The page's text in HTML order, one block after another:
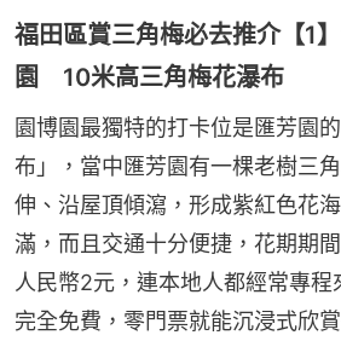
福田區賞三角梅必去推介【1
園 10米高三角梅花瀑布
園博園最獨特的打卡位是匯芳園
布」，當中匯芳園有一棵老樹三
伸、沿屋頂傾瀉，形成紫紅色花
滿，而且交通十分便捷，花期期
人民幣2元，連本地人都經常專程
完全免費，零門票就能沉浸式欣